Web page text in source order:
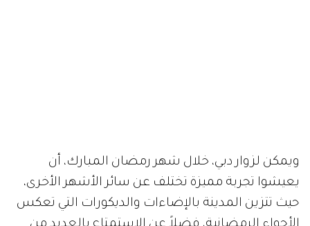
ويمكن لزوار دبي، خلال شهر رمضان المبارك، أن
يعيشوا تجربة مميزة تختلف عن سائر الأشهر الأخرى،
حيث تتزين المدينة بالإضاءات والديكورات التي تعكس